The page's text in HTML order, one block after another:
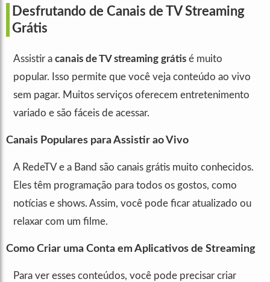
Desfrutando de Canais de TV Streaming
Grátis
Assistir a canais de TV streaming grátis é muito
popular. Isso permite que você veja conteúdo ao vivo
sem pagar. Muitos serviços oferecem entretenimento
variado e são fáceis de acessar.
Canais Populares para Assistir ao Vivo
A RedeTV e a Band são canais grátis muito conhecidos.
Eles têm programação para todos os gostos, como
notícias e shows. Assim, você pode ficar atualizado ou
relaxar com um filme.
Como Criar uma Conta em Aplicativos de Streaming
Para ver esses conteúdos, você pode precisar criar